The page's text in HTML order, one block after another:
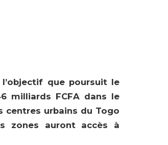
l’objectif que poursuit le
milliards FCFA dans le
centres urbains du Togo
zones auront accès à